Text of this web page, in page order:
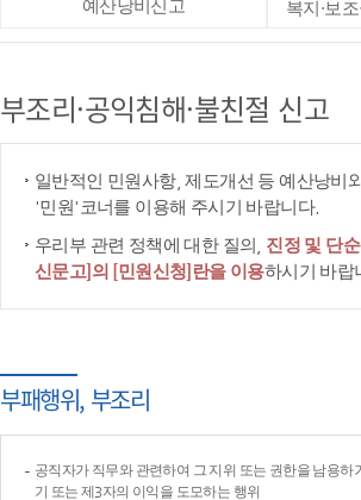
예산낭비신고 복지·보
부조리·공익침해·불친절 신고
일반적인 민원사항, 제도개선 등 예산낭비
'민원'코너를 이용해 주시기 바랍니다.
우리부 관련 정책에 대한 질의, 진정 및 단
신문고]의 [민원신청]란을 이용하시기 바랍
부패행위, 부조리
공직자가 직무와 관련하여 그 지위 또는 권한을 남용하
기 또는 제3자의 이익을 도모하는 행위